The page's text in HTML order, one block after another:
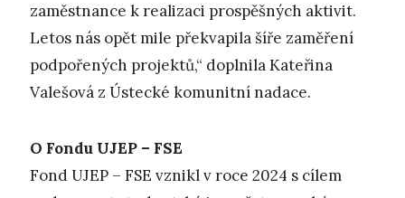
zaměstnance k realizaci prospěšných aktivit.
Letos nás opět mile překvapila šíře zaměření
podpořených projektů,“ doplnila Kateřina
Valešová z Ústecké komunitní nadace.
O Fondu UJEP – FSE
Fond UJEP – FSE vznikl v roce 2024 s cílem